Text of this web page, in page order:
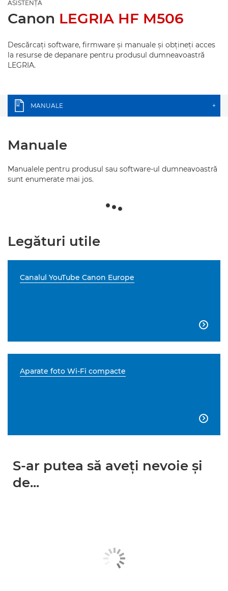
ASISTENŢĂ
Canon LEGRIA HF M506
Descărcaţi software, firmware şi manuale şi obţineţi acces
la resurse de depanare pentru produsul dumneavoastră
LEGRIA.
MANUALE +
Manuale
Manualele pentru produsul sau software-ul dumneavoastră
sunt enumerate mai jos.
Legături utile
Canalul YouTube Canon Europe

Aparate foto Wi-Fi compacte

S-ar putea să aveţi nevoie şi
de...